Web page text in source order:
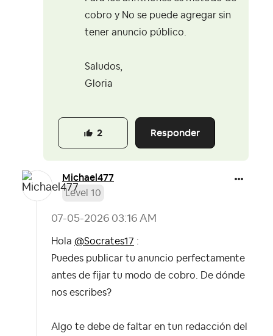
cobro y No se puede agregar sin
tener anuncio público.
Saludos,
Gloria
Responder
2
Michael477
Level 10
‎07-05-2026 03:16 AM
Hola @Socrates17 :
Puedes publicar tu anuncio perfectamente
antes de fijar tu modo de cobro. De dónde
nos escribes?
Algo te debe de faltar en tun redacción del